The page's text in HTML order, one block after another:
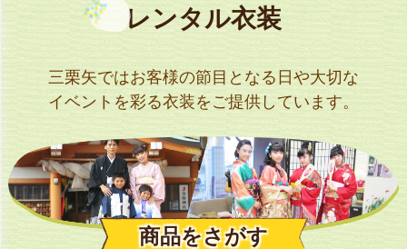
ご利用の流れ
成人式特設ページ
お問い合わせ
レンタル衣装
三栗矢ではお客様の節目となる日や大切な
イベントを彩る衣装をご提供しています。
商品をさがす